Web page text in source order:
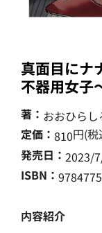
真面目にナ
不器用女子
著： おおひらし
定価： 810円(税
発売日： 2023/
ISBN：
内容紹介